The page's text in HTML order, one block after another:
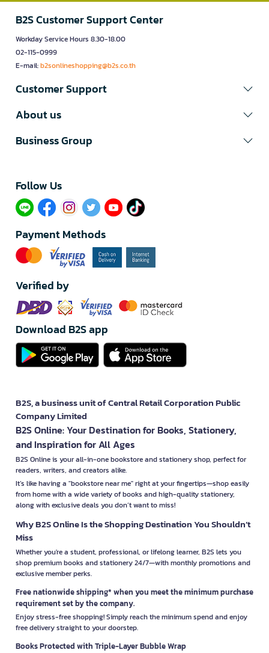
B2S Customer Support Center
Workday Service Hours 8.30-18.00
02-115-0999
E-mail:b2sonlineshopping@b2s.co.th
Customer Support
About us
Business Group
Follow Us​
Payment Methods
Verified by
Download B2S app
B2S, a business unit of Central Retail Corporation Public
Company Limited
B2S Online: Your Destination for Books, Stationery,
and Inspiration for All Ages
B2S Online is your all-in-one bookstore and stationery shop, perfect for
readers, writers, and creators alike.
It’s like having a "bookstore near me" right at your fingertips—shop easily
from home with a wide variety of books and high-quality stationery,
along with exclusive deals you don’t want to miss!
Why B2S Online Is the Shopping Destination You Shouldn’t
Miss
Whether you're a student, professional, or lifelong learner, B2S lets you
shop premium books and stationery 24/7—with monthly promotions and
exclusive member perks.
Free nationwide shipping* when you meet the minimum purchase
requirement set by the company.
Enjoy stress-free shopping! Simply reach the minimum spend and enjoy
free delivery straight to your doorstep.
Books Protected with Triple-Layer Bubble Wrap